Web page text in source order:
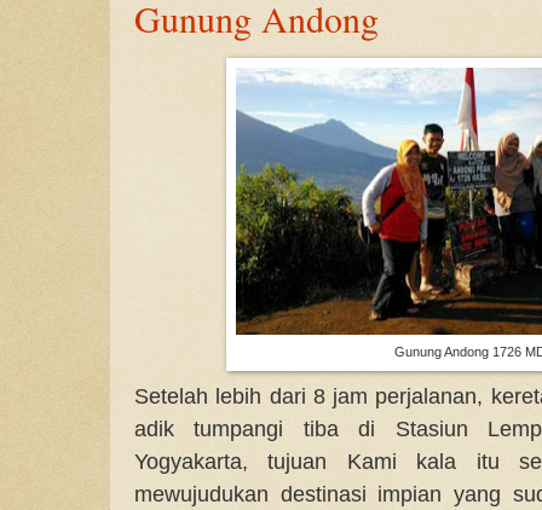
Gunung Andong
Gunung Andong 1726
Setelah lebih dari 8 jam perjalanan,
adik tumpangi tiba di Stasiun
Yogyakarta, tujuan Kami kala itu
mewujudukan destinasi impian yang